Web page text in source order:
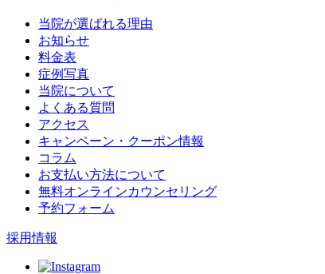
当院が選ばれる理由
お知らせ
料金表
症例写真
当院について
よくある質問
アクセス
キャンペーン・クーポン情報
コラム
お支払い方法について
無料オンラインカウンセリング
予約フォーム
採用情報